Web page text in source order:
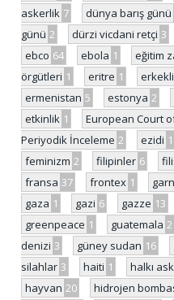
askerlik 7 dünya barış günü
günü 2 dürzi vicdani retçi 3
ebco 64 ebola 1 eğitim
örgütleri 1 eritre 1
ermenistan 5 estonya 2
etkinlik 1 European Court
Periyodik İnceleme 2 ezidi 1
feminizm 2 filipinler 6
fransa 37 frontex 1
gaza 1 gazi 6 gazze 13
greenpeace 1 guatemala 2
denizi 3 güney sudan 16
silahlar 3 haiti 1 halkı
hayvan 20 hidrojen